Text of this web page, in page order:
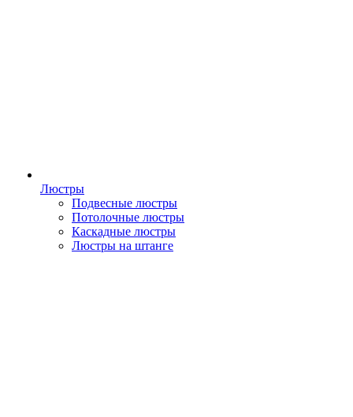
Люстры
Подвесные люстры
Потолочные люстры
Каскадные люстры
Люстры на штанге